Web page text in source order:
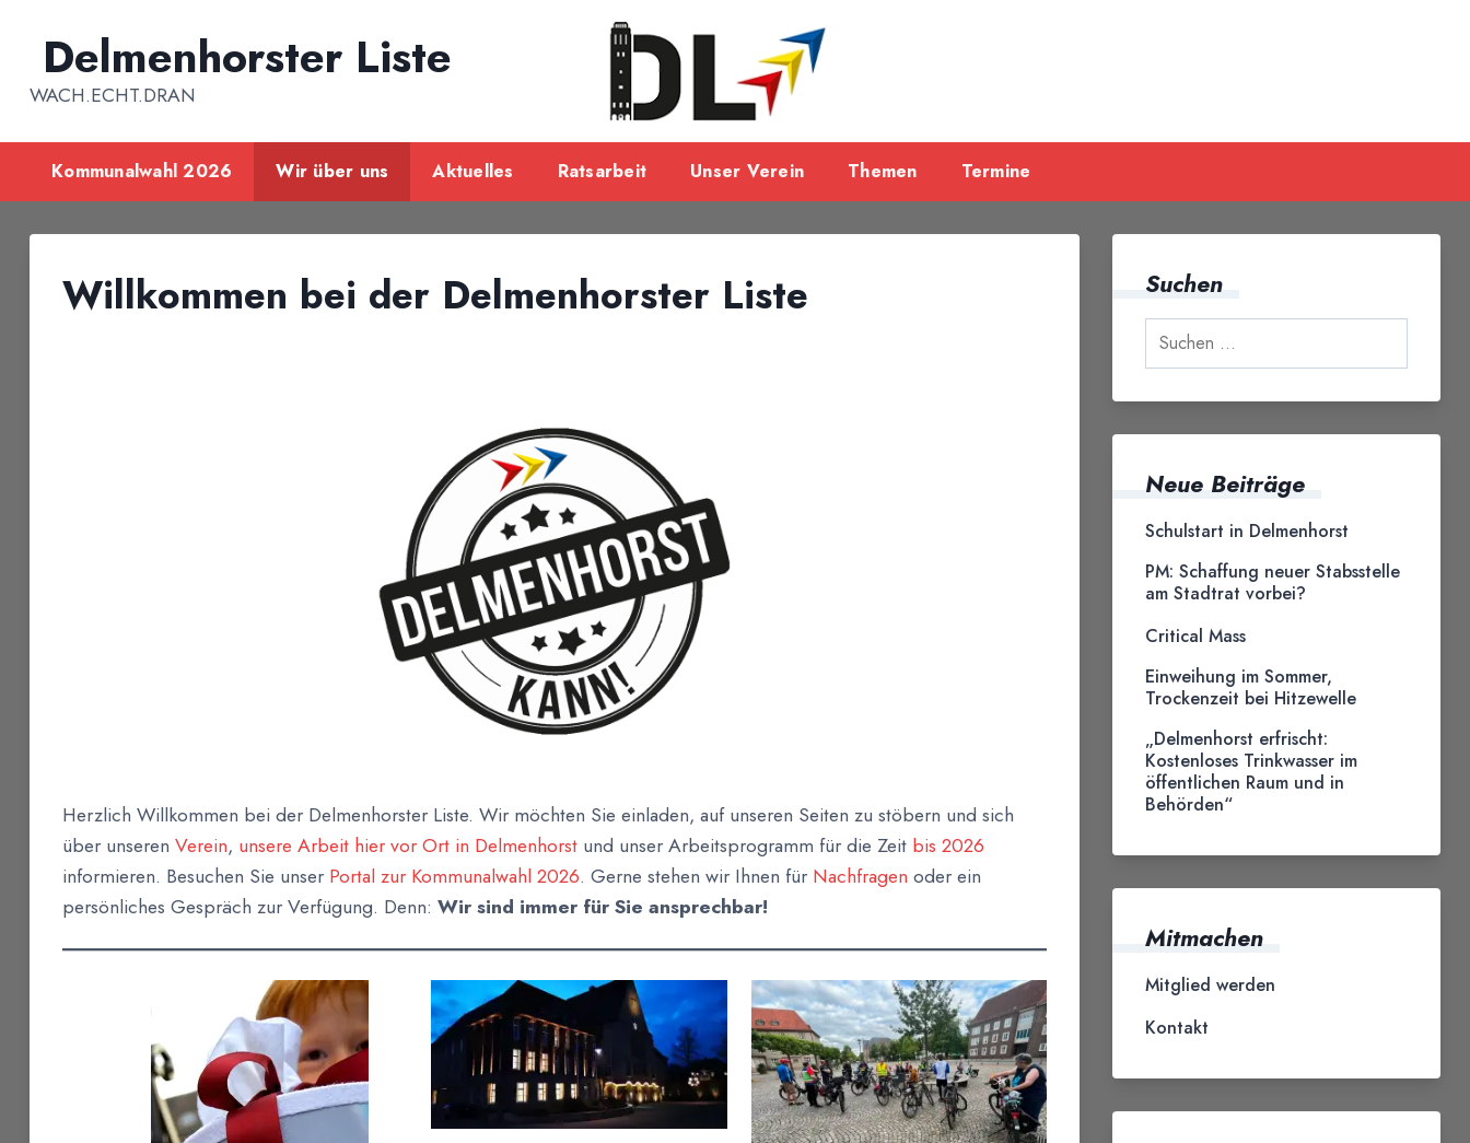
Delmenhorster Liste
WACH.ECHT.DRAN
Kommunalwahl 2026 Wir über uns Aktuelles Ratsarbeit Unser Verein Themen Termine
Willkommen bei der Delmenhorster Liste
Herzlich Willkommen bei der Delmenhorster Liste. Wir möchten Sie einladen, auf unseren Seiten zu stöbern und sich
über unseren Verein, unsere Arbeit hier vor Ort in Delmenhorst und unser Arbeitsprogramm für die Zeit bis 2026
informieren. Besuchen Sie unser Portal zur Kommunalwahl 2026. Gerne stehen wir Ihnen für Nachfragen oder ein
persönliches Gespräch zur Verfügung. Denn: Wir sind immer für Sie ansprechbar!
Suchen
Neue Beiträge
Schulstart in Delmenhorst
PM: Schaffung neuer Stabsstelle
am Stadtrat vorbei?
Critical Mass
Einweihung im Sommer,
Trockenzeit bei Hitzewelle
„Delmenhorst erfrischt:
Kostenloses Trinkwasser im
öffentlichen Raum und in
Behörden“
Mitmachen
Mitglied werden
Kontakt